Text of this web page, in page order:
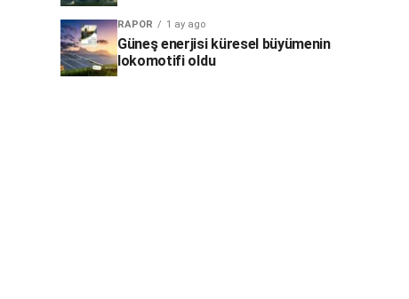
RAPOR 1 ay ago
Güneş enerjisi küresel büyümenin
lokomotifi oldu